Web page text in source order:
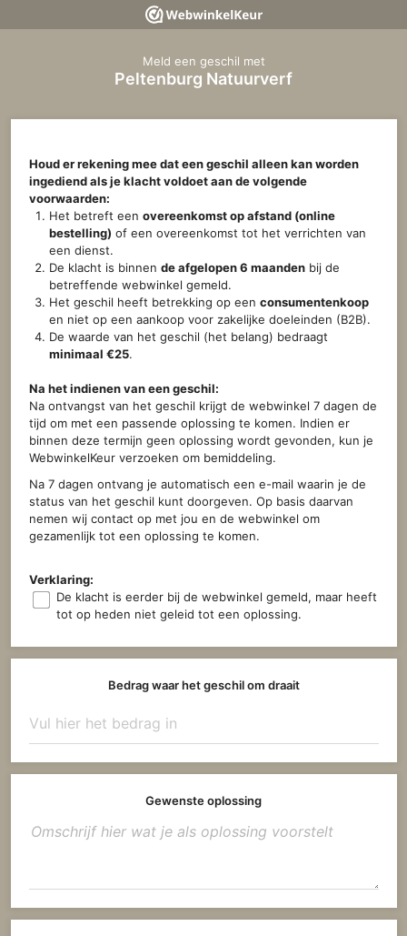
Meld een geschil met
Peltenburg Natuurverf
Houd er rekening mee dat een geschil alleen kan worden
ingediend als je klacht voldoet aan de volgende
voorwaarden:
Het betreft eenovereenkomst op afstand (online
bestelling) of een overeenkomst tot het verrichten van
een dienst.
De klacht is binnende afgelopen 6 maanden bij de
betreffende webwinkel gemeld.
Het geschil heeft betrekking op eenconsumentenkoop
en niet op een aankoop voor zakelijke doeleinden (B2B).
De waarde van het geschil (het belang) bedraagt
minimaal €25.
Na het indienen van een geschil:
Na ontvangst van het geschil krijgt de webwinkel 7 dagen de
tijd om met een passende oplossing te komen. Indien er
binnen deze termijn geen oplossing wordt gevonden, kun je
WebwinkelKeur verzoeken om bemiddeling.
Na 7 dagen ontvang je automatisch een e-mail waarin je de
status van het geschil kunt doorgeven. Op basis daarvan
nemen wij contact op met jou en de webwinkel om
gezamenlijk tot een oplossing te komen.
Verklaring:
De klacht is eerder bij de webwinkel gemeld, maar heeft
tot op heden niet geleid tot een oplossing.
Bedrag waar het geschil om draait
Gewenste oplossing